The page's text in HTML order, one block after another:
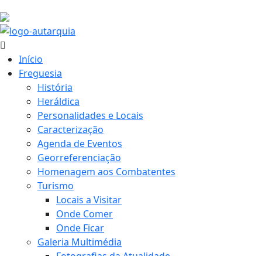
Início
Freguesia
História
Heráldica
Personalidades e Locais
Caracterização
Agenda de Eventos
Georreferenciação
Homenagem aos Combatentes
Turismo
Locais a Visitar
Onde Comer
Onde Ficar
Galeria Multimédia